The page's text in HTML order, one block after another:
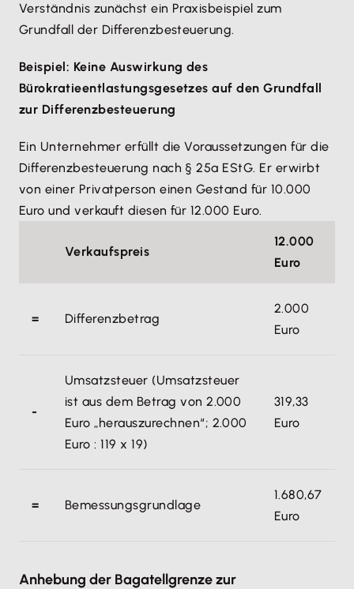
Verständnis zunächst ein Praxisbeispiel zum
Grundfall der Differenzbesteuerung.
Beispiel: Keine Auswirkung des
Bürokratieentlastungsgesetzes auf den Grundfall
zur Differenzbesteuerung
Ein Unternehmer erfüllt die Voraussetzungen für die
Differenzbesteuerung nach § 25a EStG. Er erwirbt
von einer Privatperson einen Gestand für 10.000
Euro und verkauft diesen für 12.000 Euro.
Verkaufspreis
12.000
Euro
= Differenzbetrag
2.000
Euro
-
Umsatzsteuer (Umsatzsteuer
ist aus dem Betrag von 2.000
Euro „herauszurechnen“; 2.000
Euro : 119 x 19)
319,33
Euro
= Bemessungsgrundlage
1.680,67
Euro
Anhebung der Bagatellgrenze zur